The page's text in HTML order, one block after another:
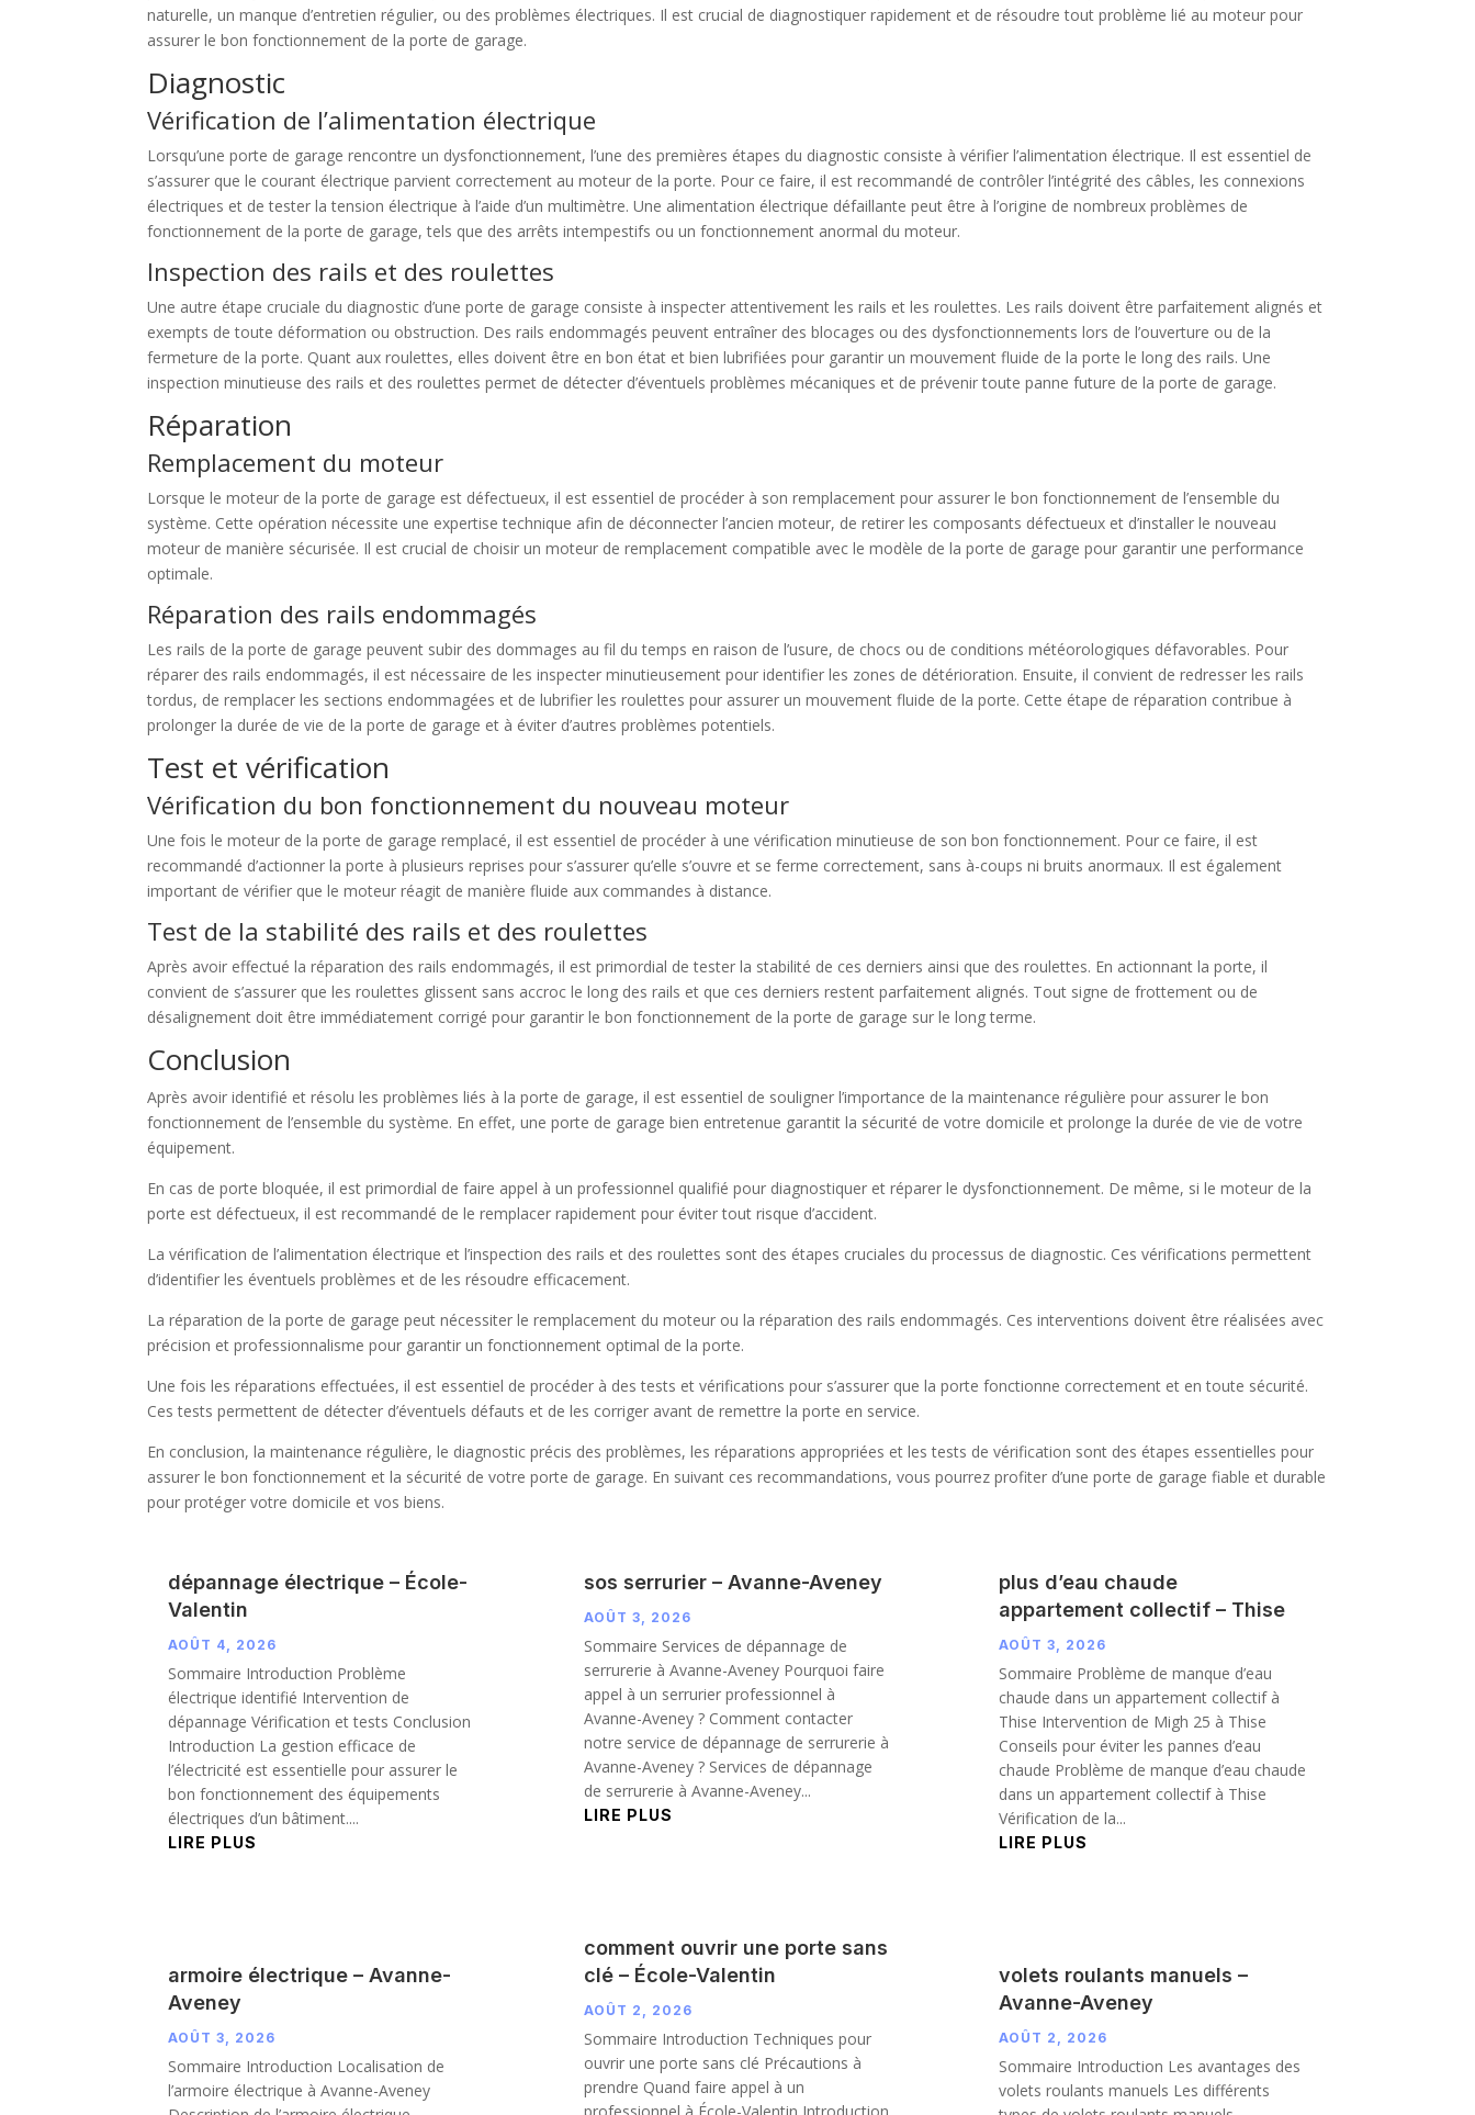
naturelle, un manque d’entretien régulier, ou des problèmes électriques. Il est crucial de diagnostiquer rapidement et de résoudre tout problème lié au moteur pour
assurer le bon fonctionnement de la porte de garage.
Diagnostic
Vérification de l’alimentation électrique
Lorsqu’une porte de garage rencontre un dysfonctionnement, l’une des premières étapes du diagnostic consiste à vérifier l’alimentation électrique. Il est essentiel de
s’assurer que le courant électrique parvient correctement au moteur de la porte. Pour ce faire, il est recommandé de contrôler l’intégrité des câbles, les connexions
électriques et de tester la tension électrique à l’aide d’un multimètre. Une alimentation électrique défaillante peut être à l’origine de nombreux problèmes de
fonctionnement de la porte de garage, tels que des arrêts intempestifs ou un fonctionnement anormal du moteur.
Inspection des rails et des roulettes
Une autre étape cruciale du diagnostic d’une porte de garage consiste à inspecter attentivement les rails et les roulettes. Les rails doivent être parfaitement alignés et
exempts de toute déformation ou obstruction. Des rails endommagés peuvent entraîner des blocages ou des dysfonctionnements lors de l’ouverture ou de la
fermeture de la porte. Quant aux roulettes, elles doivent être en bon état et bien lubrifiées pour garantir un mouvement fluide de la porte le long des rails. Une
inspection minutieuse des rails et des roulettes permet de détecter d’éventuels problèmes mécaniques et de prévenir toute panne future de la porte de garage.
Réparation
Remplacement du moteur
Lorsque le moteur de la porte de garage est défectueux, il est essentiel de procéder à son remplacement pour assurer le bon fonctionnement de l’ensemble du
système. Cette opération nécessite une expertise technique afin de déconnecter l’ancien moteur, de retirer les composants défectueux et d’installer le nouveau
moteur de manière sécurisée. Il est crucial de choisir un moteur de remplacement compatible avec le modèle de la porte de garage pour garantir une performance
optimale.
Réparation des rails endommagés
Les rails de la porte de garage peuvent subir des dommages au fil du temps en raison de l’usure, de chocs ou de conditions météorologiques défavorables. Pour
réparer des rails endommagés, il est nécessaire de les inspecter minutieusement pour identifier les zones de détérioration. Ensuite, il convient de redresser les rails
tordus, de remplacer les sections endommagées et de lubrifier les roulettes pour assurer un mouvement fluide de la porte. Cette étape de réparation contribue à
prolonger la durée de vie de la porte de garage et à éviter d’autres problèmes potentiels.
Test et vérification
Vérification du bon fonctionnement du nouveau moteur
Une fois le moteur de la porte de garage remplacé, il est essentiel de procéder à une vérification minutieuse de son bon fonctionnement. Pour ce faire, il est
recommandé d’actionner la porte à plusieurs reprises pour s’assurer qu’elle s’ouvre et se ferme correctement, sans à-coups ni bruits anormaux. Il est également
important de vérifier que le moteur réagit de manière fluide aux commandes à distance.
Test de la stabilité des rails et des roulettes
Après avoir effectué la réparation des rails endommagés, il est primordial de tester la stabilité de ces derniers ainsi que des roulettes. En actionnant la porte, il
convient de s’assurer que les roulettes glissent sans accroc le long des rails et que ces derniers restent parfaitement alignés. Tout signe de frottement ou de
désalignement doit être immédiatement corrigé pour garantir le bon fonctionnement de la porte de garage sur le long terme.
Conclusion
Après avoir identifié et résolu les problèmes liés à la porte de garage, il est essentiel de souligner l’importance de la maintenance régulière pour assurer le bon
fonctionnement de l’ensemble du système. En effet, une porte de garage bien entretenue garantit la sécurité de votre domicile et prolonge la durée de vie de votre
équipement.
En cas de porte bloquée, il est primordial de faire appel à un professionnel qualifié pour diagnostiquer et réparer le dysfonctionnement. De même, si le moteur de la
porte est défectueux, il est recommandé de le remplacer rapidement pour éviter tout risque d’accident.
La vérification de l’alimentation électrique et l’inspection des rails et des roulettes sont des étapes cruciales du processus de diagnostic. Ces vérifications permettent
d’identifier les éventuels problèmes et de les résoudre efficacement.
La réparation de la porte de garage peut nécessiter le remplacement du moteur ou la réparation des rails endommagés. Ces interventions doivent être réalisées avec
précision et professionnalisme pour garantir un fonctionnement optimal de la porte.
Une fois les réparations effectuées, il est essentiel de procéder à des tests et vérifications pour s’assurer que la porte fonctionne correctement et en toute sécurité.
Ces tests permettent de détecter d’éventuels défauts et de les corriger avant de remettre la porte en service.
En conclusion, la maintenance régulière, le diagnostic précis des problèmes, les réparations appropriées et les tests de vérification sont des étapes essentielles pour
assurer le bon fonctionnement et la sécurité de votre porte de garage. En suivant ces recommandations, vous pourrez profiter d’une porte de garage fiable et durable
pour protéger votre domicile et vos biens.
dépannage électrique – École-
Valentin
AOÛT 4, 2026
Sommaire Introduction Problème
électrique identifié Intervention de
dépannage Vérification et tests Conclusion
Introduction La gestion efficace de
l’électricité est essentielle pour assurer le
bon fonctionnement des équipements
électriques d’un bâtiment....
LIRE PLUS
armoire électrique – Avanne-
Aveney
AOÛT 3, 2026
Sommaire Introduction Localisation de
l’armoire électrique à Avanne-Aveney
sos serrurier – Avanne-Aveney
AOÛT 3, 2026
Sommaire Services de dépannage de
serrurerie à Avanne-Aveney Pourquoi faire
appel à un serrurier professionnel à
Avanne-Aveney ? Comment contacter
notre service de dépannage de serrurerie à
Avanne-Aveney ? Services de dépannage
de serrurerie à Avanne-Aveney...
LIRE PLUS
comment ouvrir une porte sans
clé – École-Valentin
AOÛT 2, 2026
Sommaire Introduction Techniques pour
ouvrir une porte sans clé Précautions à
prendre Quand faire appel à un
professionnel à École-Valentin Introduction
plus d’eau chaude
appartement collectif – Thise
AOÛT 3, 2026
Sommaire Problème de manque d’eau
chaude dans un appartement collectif à
Thise Intervention de Migh 25 à Thise
Conseils pour éviter les pannes d’eau
chaude Problème de manque d’eau chaude
dans un appartement collectif à Thise
Vérification de la...
LIRE PLUS
volets roulants manuels –
Avanne-Aveney
AOÛT 2, 2026
Sommaire Introduction Les avantages des
volets roulants manuels Les différents